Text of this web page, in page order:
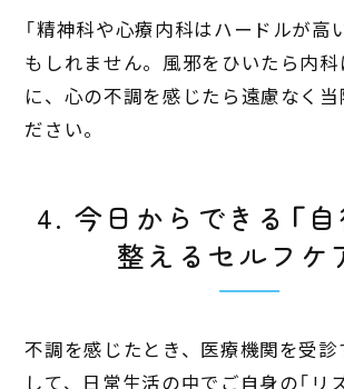
「精神科や心療内科はハードルが高
もしれません。風邪をひいたら内科
に、心の不調を感じたら遠慮なく当
ださい。
4. 今日からできる「
整えるセルフケ
不調を感じたとき、医療機関を受
して、日常生活の中でご自身の「リ